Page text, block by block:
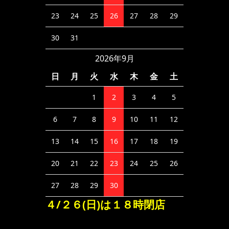
23 24 25 26 27 28 29
30 31
2026年9月
日
月 火 水 木 金 土
1 2 3 4 5
6 7 8 9 10 11 12
13 14 15 16 17 18 19
20 21 22 23 24 25 26
27 28 29 30
４/２６(日)は１８時閉店